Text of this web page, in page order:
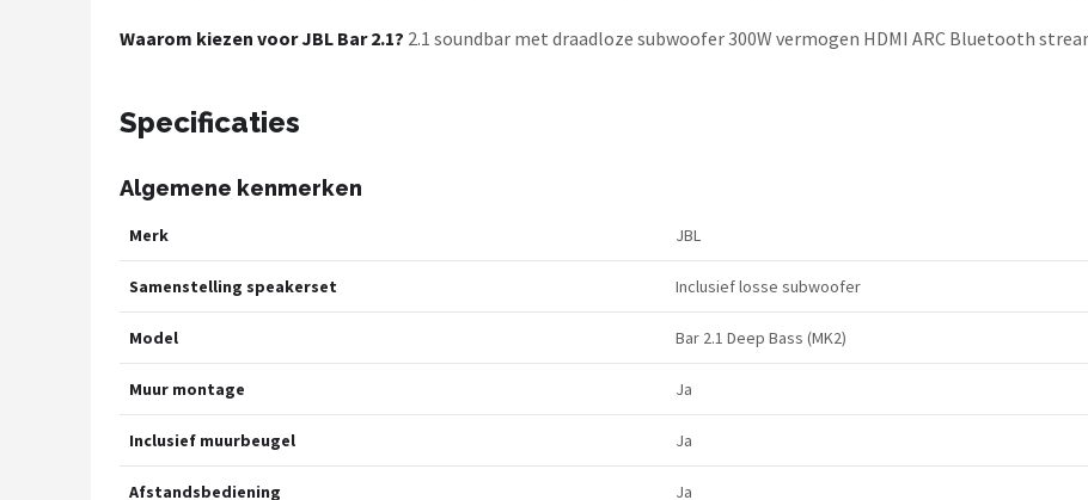
Waarom kiezen voor JBL Bar 2.1? 2.1 soundbar met draadloze subwoofer 300W vermogen HDMI ARC Bluetooth
Specificaties
Algemene kenmerken
Merk JBL
Samenstelling speakerset Inclusief losse subwoofer
Model Bar 2.1 Deep Bass (MK2)
Muur montage Ja
Inclusief muurbeugel Ja
Afstandsbediening Ja